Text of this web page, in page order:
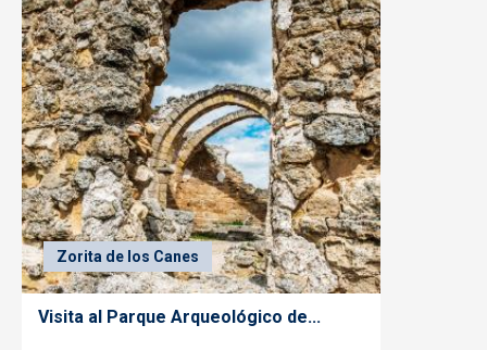
Zorita de los Canes
Visita al Parque Arqueológico de...